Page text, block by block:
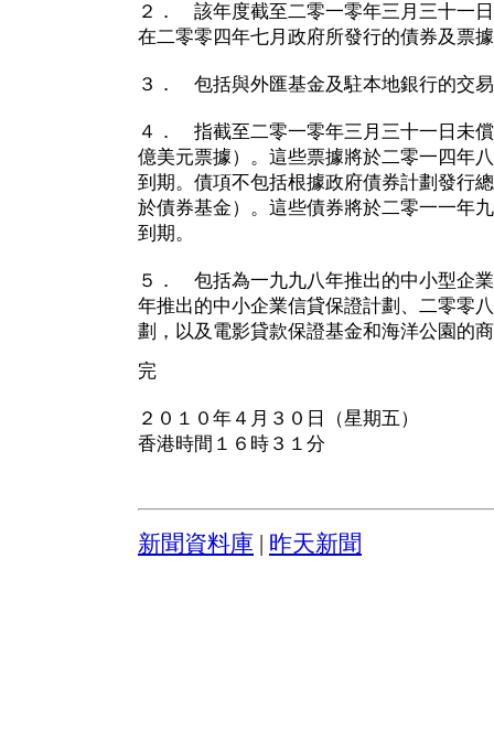
２． 該年度截至二零一零年三月三十一
在二零零四年七月政府所發行的債券及票
３． 包括與外匯基金及駐本地銀行的交
４． 指截至二零一零年三月三十一日未
億美元票據）。這些票據將於二零一四年
到期。債項不包括根據政府債券計劃發行
於債券基金）。這些債券將於二零一一年
到期。
５． 包括為一九九八年推出的中小型企
年推出的中小企業信貸保證計劃、二零零
劃，以及電影貸款保證基金和海洋公園的
完
２０１０年４月３０日（星期五）
香港時間１６時３１分
新聞資料庫 昨天新聞